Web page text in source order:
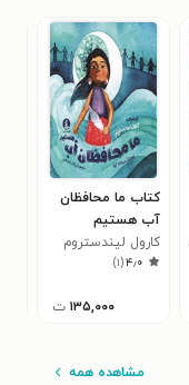
کتاب ما محافظان
آب هستیم
کارول لیندستروم
۴٫۰(۱)
۱۳۵,۰۰۰ ت
مشاهده همه